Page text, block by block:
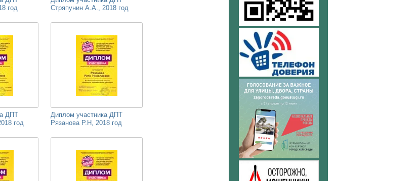
год
Стряпунин А.А., 2018 год
ДПТ
год
Диплом участника ДПТ
Рязанова Р.Н, 2018 год